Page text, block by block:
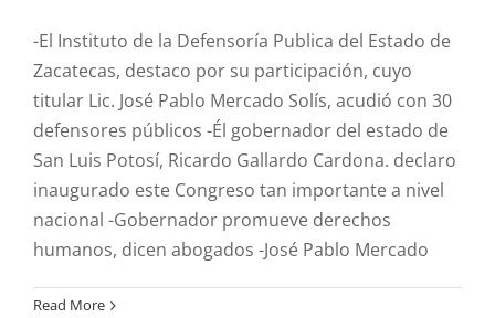
-El Instituto de la Defensoría Publica del Estado de
Zacatecas, destaco por su participación, cuyo
titular Lic. José Pablo Mercado Solís, acudió con 30
defensores públicos -Él gobernador del estado de
San Luis Potosí, Ricardo Gallardo Cardona. declaro
inaugurado este Congreso tan importante a nivel
nacional -Gobernador promueve derechos
humanos, dicen abogados -José Pablo Mercado
Read More